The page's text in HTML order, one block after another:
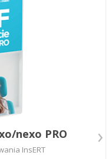
nexo PRO
InsERT